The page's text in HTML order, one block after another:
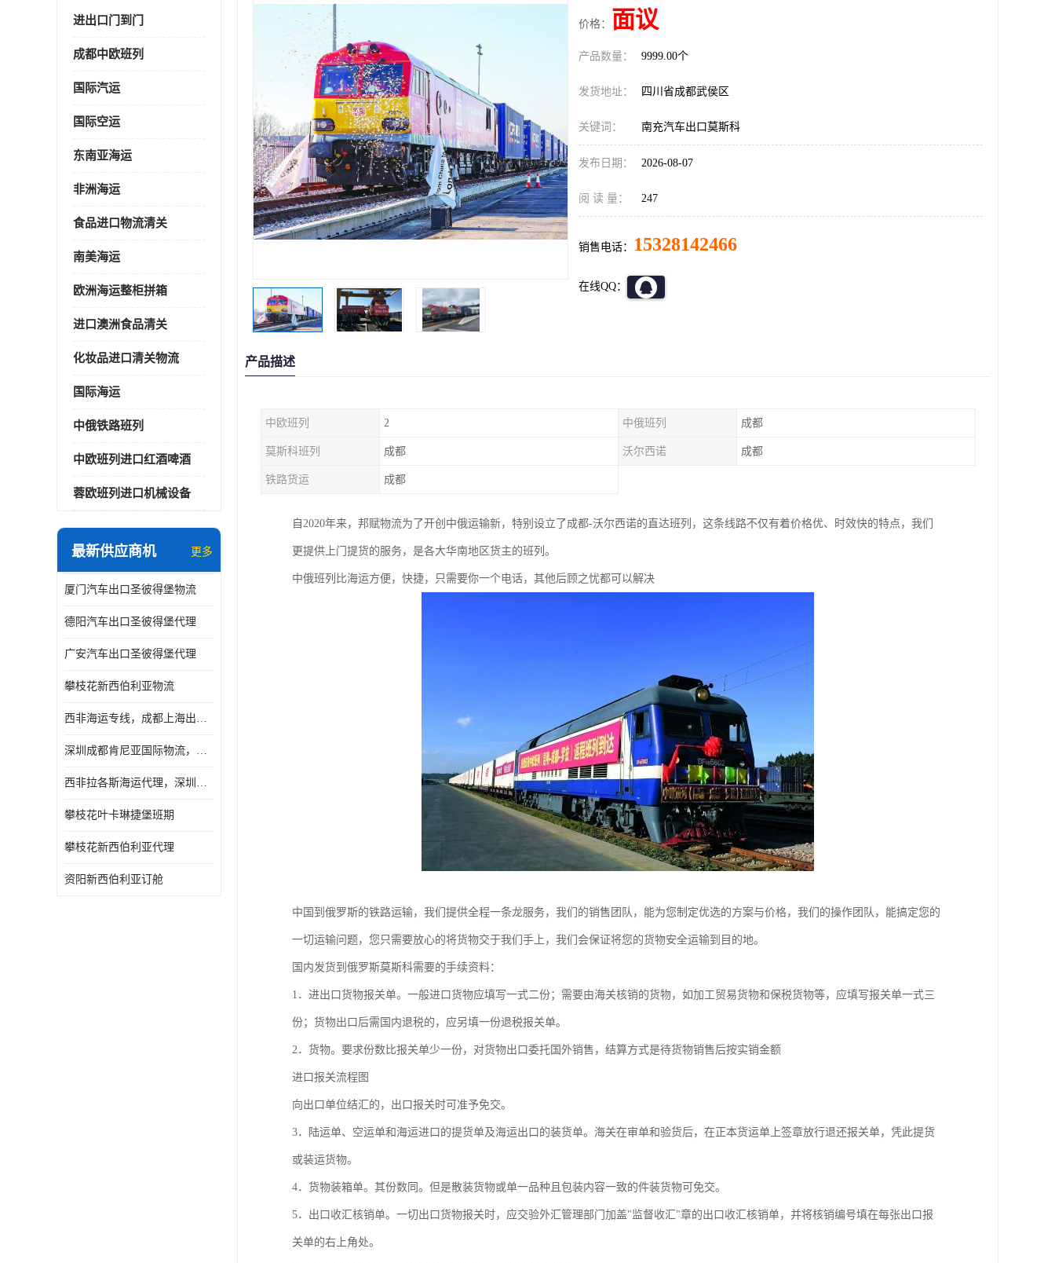
进出口门到门
成都中欧班列
国际汽运
国际空运
东南亚海运
非洲海运
食品进口物流清关
南美海运
欧洲海运整柜拼箱
进口澳洲食品清关
化妆品进口清关物流
国际海运
中俄铁路班列
中欧班列进口红酒啤酒
蓉欧班列进口机械设备
最新供应商机 更多
厦门汽车出口圣彼得堡物流
德阳汽车出口圣彼得堡代理
广安汽车出口圣彼得堡代理
攀枝花新西伯利亚物流
西非海运专线，成都上海出口纳米比亚海运
深圳成都肯尼亚国际物流，成都非洲物流公司
西非拉各斯海运代理，深圳成都拉各斯海运
攀枝花叶卡琳捷堡班期
攀枝花新西伯利亚代理
资阳新西伯利亚订舱
价格： 面议
产品数量： 9999.00个
发货地址： 四川省成都武侯区
关键词： 南充汽车出口莫斯科
发布日期： 2026-08-07
阅 读 量： 247
销售电话： 15328142466
在线QQ：
产品描述
中欧班列 2 中俄班列 成都
莫斯科班列 成都 沃尔西诺 成都
铁路货运 成都
自2020年来，邦赋物流为了开创中俄运输新，特别设立了成都-沃尔西诺的直达班列，这条线路不仅有着价格优、时效快的特点，我们
更提供上门提货的服务，是各大华南地区货主的班列。
中俄班列比海运方便，快捷，只需要你一个电话，其他后顾之忧都可以解决
中国到俄罗斯的铁路运输，我们提供全程一条龙服务，我们的销售团队，能为您制定优选的方案与价格，我们的操作团队，能搞定您的
一切运输问题，您只需要放心的将货物交于我们手上，我们会保证将您的货物安全运输到目的地。
国内发货到俄罗斯莫斯科需要的手续资料：
1．进出口货物报关单。一般进口货物应填写一式二份；需要由海关核销的货物，如加工贸易货物和保税货物等，应填写报关单一式三
份；货物出口后需国内退税的，应另填一份退税报关单。
2．货物。要求份数比报关单少一份，对货物出口委托国外销售，结算方式是待货物销售后按实销金额
进口报关流程图
向出口单位结汇的，出口报关时可准予免交。
3．陆运单、空运单和海运进口的提货单及海运出口的装货单。海关在审单和验货后，在正本货运单上签章放行退还报关单，凭此提货
或装运货物。
4．货物装箱单。其份数同。但是散装货物或单一品种且包装内容一致的件装货物可免交。
5．出口收汇核销单。一切出口货物报关时，应交验外汇管理部门加盖"监督收汇"章的出口收汇核销单，并将核销编号填在每张出口报
关单的右上角处。